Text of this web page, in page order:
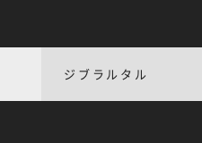
ジブラルタル